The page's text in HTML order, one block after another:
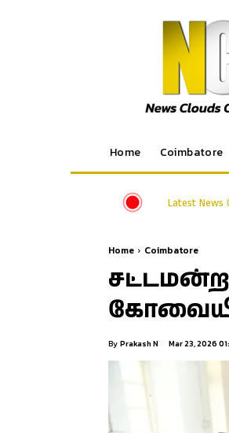
Home Coimbatore
Latest
Home Coimbatore
சட்டமன்ற
By Prakash N Mar 23, 2026